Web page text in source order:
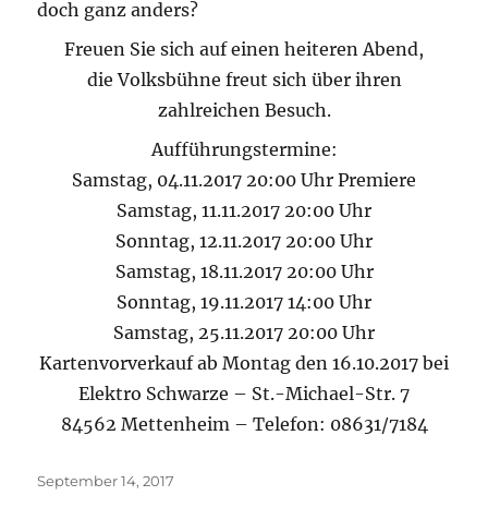
doch ganz anders?
Freuen Sie sich auf einen heiteren Abend,
die Volksbühne freut sich über ihren
zahlreichen Besuch.
Aufführungstermine:
Samstag, 04.11.2017 20:00 Uhr Premiere
Samstag, 11.11.2017 20:00 Uhr
Sonntag, 12.11.2017 20:00 Uhr
Samstag, 18.11.2017 20:00 Uhr
Sonntag, 19.11.2017 14:00 Uhr
Samstag, 25.11.2017 20:00 Uhr
Kartenvorverkauf ab Montag den 16.10.2017 bei
Elektro Schwarze – St.-Michael-Str. 7
84562 Mettenheim – Telefon: 08631/7184
Veröffentlicht
September 14, 2017